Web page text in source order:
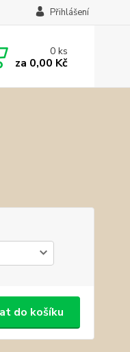
Přihlášení
0ks
za 0,00 Kč
do košíku